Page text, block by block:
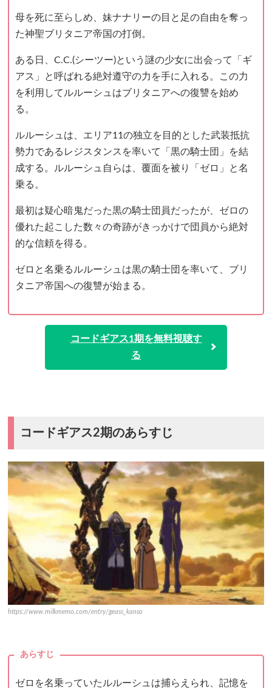
母を死に至らしめ、妹ナナリーの目と足の自由を奪っ
た神聖ブリタニア帝国の打倒。
ある日、C.C.(シーツー)という謎の少女に出会って「ギ
アス」と呼ばれる絶対遵守の力を手に入れる。この力
を利用してルルーシュはブリタニアへの復讐を始め
る。
ルルーシュは、エリア11の独立を目的とした武装抵抗
勢力であるレジスタンスを率いて「黒の騎士団」を結
成する。ルルーシュ自らは、覆面を被り「ゼロ」と名
乗る。
最初は疑心暗鬼だった黒の騎士団員だったが、ゼロの
優れた起こした数々の奇跡がきっかけで団員から絶対
的な信頼を得る。
ゼロと名乗るルルーシュは黒の騎士団を率いて、ブリ
タニア帝国への復讐が始まる。
コードギアス1期を無料視聴す
る
コードギアス2期のあらすじ
https://www.milkmemo.com/entry/geass_kanso
あらすじ
ゼロを名乗っていたルルーシュは捕らえられ、記憶を